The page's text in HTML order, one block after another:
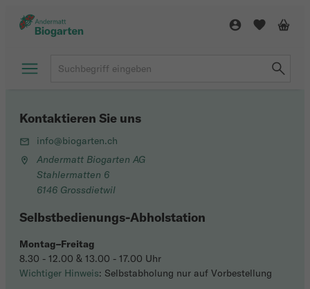
Kontaktieren Sie uns
info@biogarten.ch
Andermatt Biogarten AG
Stahlermatten 6
6146 Grossdietwil
Selbstbedienungs-Abholstation
Montag–Freitag
8.30 - 12.00 & 13.00 - 17.00 Uhr
Wichtiger Hinweis: Selbstabholung nur auf Vorbestellung